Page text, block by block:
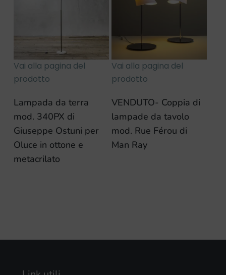
Vai alla pagina del
prodotto
Lampada da terra
mod. 340PX di
Giuseppe Ostuni per
Oluce in ottone e
metacrilato
Vai alla pagina del
prodotto
VENDUTO- Coppia di
lampade da tavolo
mod. Rue Férou di
Man Ray